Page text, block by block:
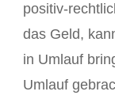
positiv-
das Geld,
in Umlauf
Umlauf